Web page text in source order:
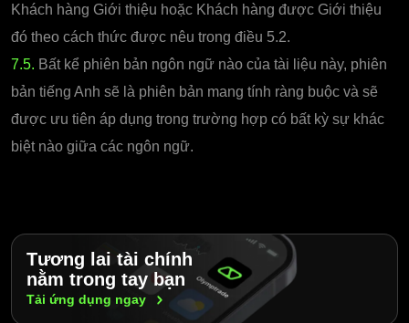
Khách hàng Giới thiệu hoặc Khách hàng được Giới thiệu
đó theo cách thức được nêu trong điều 5.2.
7.5. Bất kể phiên bản ngôn ngữ nào của tài liệu này, phiên
bản tiếng Anh sẽ là phiên bản mang tính ràng buộc và sẽ
được ưu tiên áp dụng trong trường hợp có bất kỳ sự khác
biệt nào giữa các ngôn ngữ.
Tương lai tài chính
nằm trong tay bạn
Tải ứng dụng ngay